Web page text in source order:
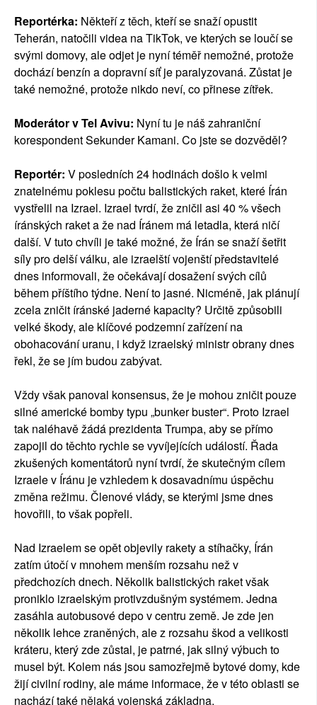
Reportérka: Někteří z těch, kteří se snaží opustit
Teherán, natočili videa na TikTok, ve kterých se loučí se
svými domovy, ale odjet je nyní téměř nemožné, protože
dochází benzín a dopravní síť je paralyzovaná. Zůstat je
také nemožné, protože nikdo neví, co přinese zítřek.
Moderátor v Tel Avivu: Nyní tu je náš zahraniční
korespondent Sekunder Kamani. Co jste se dozvěděl?
Reportér: V posledních 24 hodinách došlo k velmi
znatelnému poklesu počtu balistických raket, které Írán
vystřelil na Izrael. Izrael tvrdí, že zničil asi 40 % všech
íránských raket a že nad Íránem má letadla, která ničí
další. V tuto chvíli je také možné, že Írán se snaží šetřit
síly pro delší válku, ale izraelští vojenští představitelé
dnes informovali, že očekávají dosažení svých cílů
během příštího týdne. Není to jasné. Nicméně, jak plánují
zcela zničit íránské jaderné kapacity? Určitě způsobili
velké škody, ale klíčové podzemní zařízení na
obohacování uranu, i když izraelský ministr obrany dnes
řekl, že se jím budou zabývat.
Vždy však panoval konsensus, že je mohou zničit pouze
silné americké bomby typu „bunker buster“. Proto Izrael
tak naléhavě žádá prezidenta Trumpa, aby se přímo
zapojil do těchto rychle se vyvíjejících událostí. Řada
zkušených komentátorů nyní tvrdí, že skutečným cílem
Izraele v Íránu je vzhledem k dosavadnímu úspěchu
změna režimu. Členové vlády, se kterými jsme dnes
hovořili, to však popřeli.
Nad Izraelem se opět objevily rakety a stíhačky, Írán
zatím útočí v mnohem menším rozsahu než v
předchozích dnech. Několik balistických raket však
proniklo izraelským protivzdušným systémem. Jedna
zasáhla autobusové depo v centru země. Je zde jen
několik lehce zraněných, ale z rozsahu škod a velikosti
kráteru, který zde zůstal, je patrné, jak silný výbuch to
musel být. Kolem nás jsou samozřejmě bytové domy, kde
žijí civilní rodiny, ale máme informace, že v této oblasti se
nachází také nějaká vojenská základna.